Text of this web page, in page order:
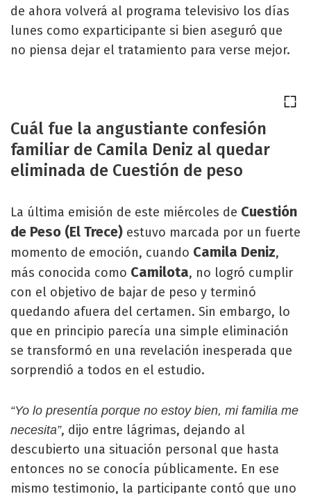
de ahora volverá al programa televisivo los días
lunes como exparticipante si bien aseguró que
no piensa dejar el tratamiento para verse mejor.
Cuál fue la angustiante confesión
familiar de Camila Deniz al quedar
eliminada de Cuestión de peso
La última emisión de este miércoles de Cuestión
de Peso (El Trece) estuvo marcada por un fuerte
momento de emoción, cuando Camila Deniz,
más conocida como Camilota, no logró cumplir
con el objetivo de bajar de peso y terminó
quedando afuera del certamen. Sin embargo, lo
que en principio parecía una simple eliminación
se transformó en una revelación inesperada que
sorprendió a todos en el estudio.
“Yo lo presentía porque no estoy bien, mi familia me
necesita”, dijo entre lágrimas, dejando al
descubierto una situación personal que hasta
entonces no se conocía públicamente. En ese
mismo testimonio, la participante contó que uno